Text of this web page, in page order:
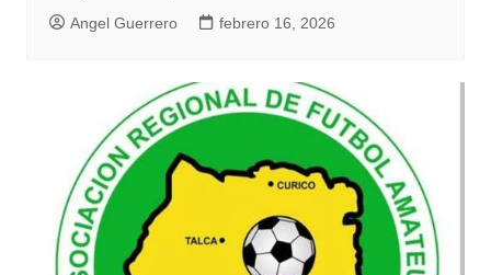
Angel Guerrero febrero 16, 2026